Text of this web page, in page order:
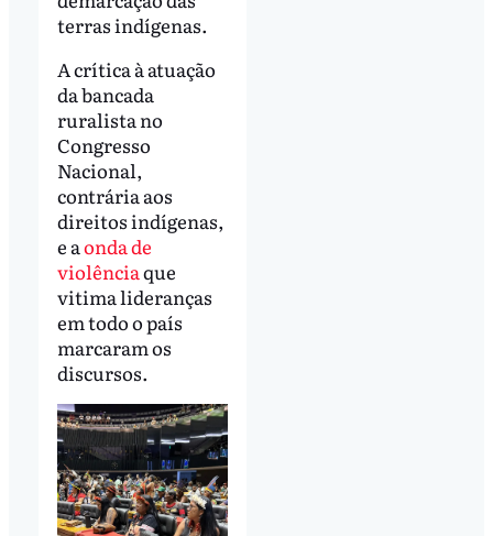
terras indígenas.
A crítica à atuação
da bancada
ruralista no
Congresso
Nacional,
contrária aos
direitos indígenas,
e aonda de
violênciaque
vitima lideranças
em todo o país
marcaram os
discursos.